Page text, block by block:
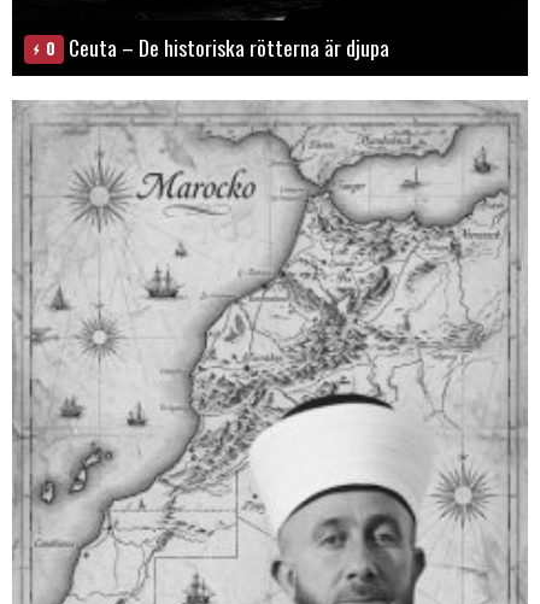
0 Ceuta – De historiska rötterna är djupa